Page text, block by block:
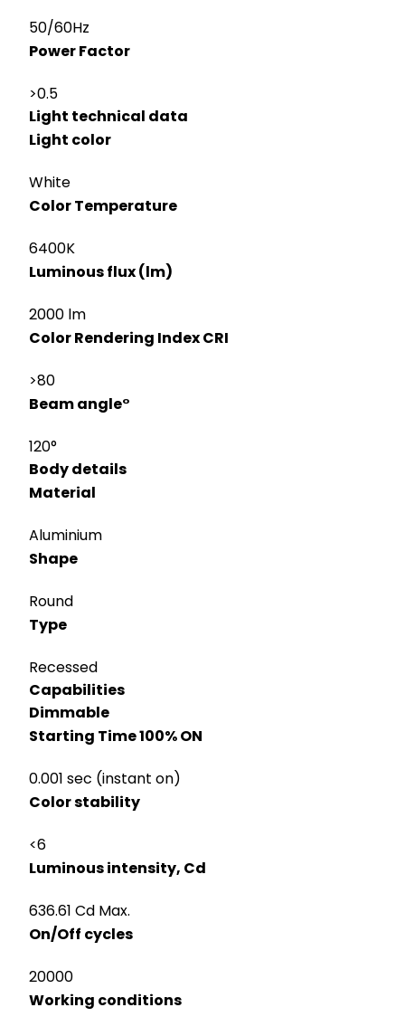
50/60Hz
Power Factor
>0.5
Light technical data
Light color
White
Color Temperature
6400K
Luminous flux (lm)
2000 lm
Color Rendering Index CRI
>80
Beam angle°
120°
Body details
Material
Aluminium
Shape
Round
Type
Recessed
Capabilities
Dimmable
Starting Time 100% ON
0.001 sec (instant on)
Color stability
<6
Luminous intensity, Cd
636.61 Cd Max.
On/Off cycles
20000
Working conditions